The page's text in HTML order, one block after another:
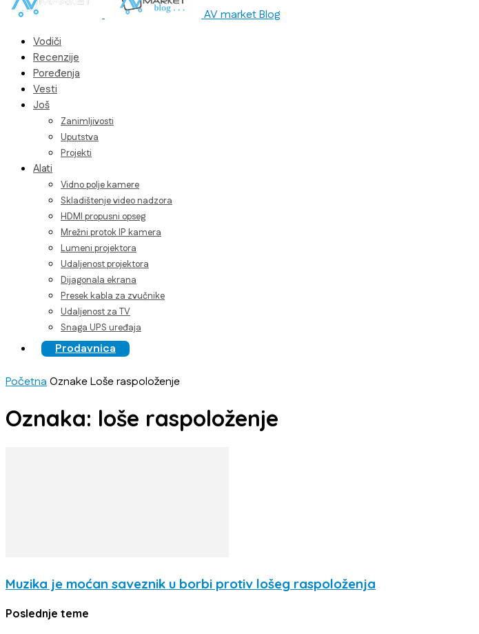
AV market Blog
Vodiči
Recenzije
Poređenja
Vesti
Još
Zanimljivosti
Uputstva
Projekti
Alati
Vidno polje kamere
Skladištenje video nadzora
HDMI propusni opseg
Mrežni protok IP kamera
Lumeni projektora
Udaljenost projektora
Dijagonala ekrana
Presek kabla za zvučnike
Udaljenost za TV
Snaga UPS uređaja
Prodavnica
PočetnaOznakeLoše raspoloženje
Oznaka: loše raspoloženje
Muzika je moćan saveznik u borbi protiv lošeg raspoloženja
Poslednje teme